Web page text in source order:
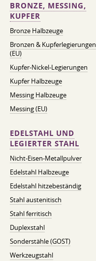
BRONZE, MESSING,
KUPFER
Bronze Halbzeuge
Bronzen & Kupferlegierungen
(EU)
Kupfer-Nickel-Legierungen
Kupfer Halbzeuge
Messing Halbzeuge
Messing (EU)
EDELSTAHL UND
LEGIERTER STAHL
Nicht-Eisen-Metallpulver
Edelstahl Halbzeuge
Edelstahl hitzebeständig
Stahl austenitisch
Stahl ferritisch
Duplexstahl
Sonderstähle (GOST)
Werkzeugstahl